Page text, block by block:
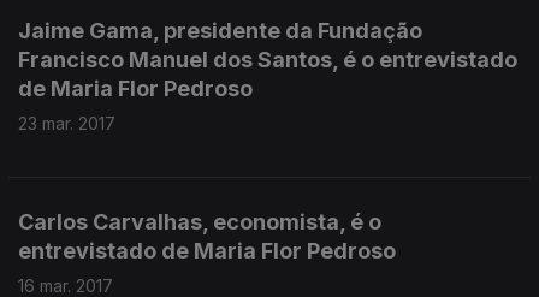
Jaime Gama, presidente da Fundação
Francisco Manuel dos Santos, é o entrevistado
de Maria Flor Pedroso
23 mar. 2017
Carlos Carvalhas, economista, é o
entrevistado de Maria Flor Pedroso
16 mar. 2017